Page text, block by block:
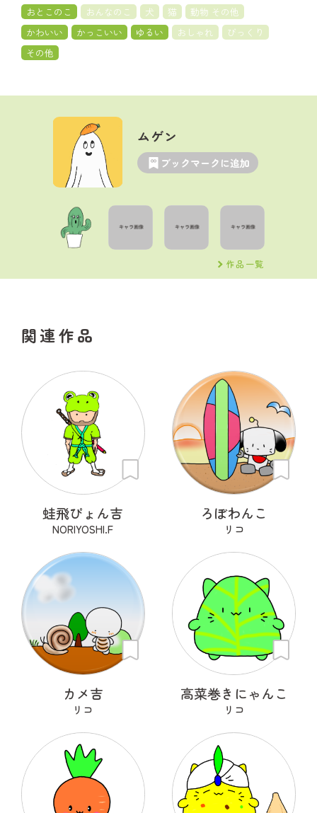
おとこのこ おんなのこ 犬 猫
動物 その他
かわいい
かっこいい ゆるい おしゃれ
びっくり
その他
ムゲン
ブックマークに追加
作品一覧
関連作品
蛙飛ぴょん吉
NORIYOSHI.F
ろぼわんこ
リコ
カメ吉
リコ
高菜巻きにゃんこ
リコ